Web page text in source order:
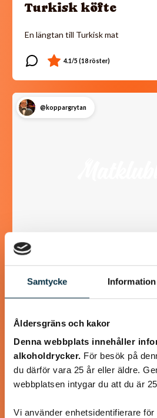
Samtycke Information
Åldersgräns och kakor
Denna webbplats innehåller
alkoholdrycker. För besök på
du därför vara 25 år eller äldre.
webbplatsen intygar du att du är
Vi använder enhetsidentifierare
Turkisk köfte
En längtan till Turkisk mat
@koppargrytan
Våfflor med Svecia
lufttorkad skinka
oanade höjder! Våffelsmet och